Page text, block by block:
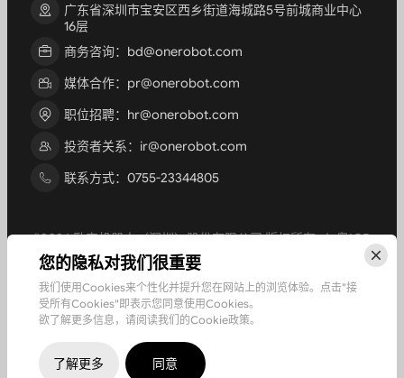
广东省深圳市宝安区西乡街道海城路5号前城商业中心
16层
商务咨询：bd@onerobot.com
媒体合作：pr@onerobot.com
职位招聘：hr@onerobot.com
投资者关系：ir@onerobot.com
联系方式：0755-23344805
©2026 卧安机器人（深圳）股份有限公司 版权所有 丨粤ICP
备2024179797号-4
Cookie政策
隐私政策 免责声明
App隐私政策
App隐私政策
App 使用条款
您的隐私对我们很重要
我们使用Cookies来个性化并提升您在网站上的浏览体验。点击"接
受所有Cookies"即表示您同意使用Cookies。
欲了解更多信息，请阅读我们的Cookie政策。
了解更多 同意